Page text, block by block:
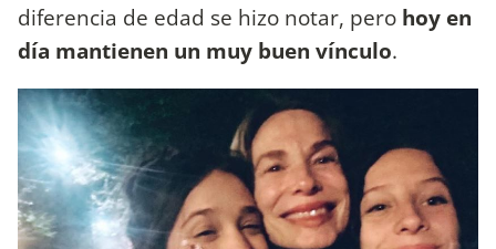
diferencia de edad se hizo notar, pero hoy en
día mantienen un muy buen vínculo.